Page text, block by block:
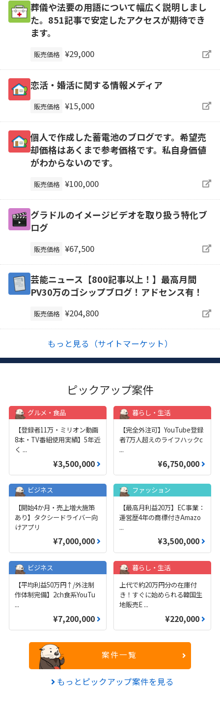
葬儀や法要の用語について幅広く説明しまし
た。851記事で安定したアクセスが期待でき
ます。
販売価格 ¥29,000
恋活・婚活に関する情報メディア
販売価格 ¥15,000
個人で作成した蓄電池のブログです。希望売
却価格はあくまで参考価格です。私自身価値
がわからないのです。
販売価格 ¥100,000
グラドルのイメージビデオを取り扱う特化ブ
ログ
販売価格 ¥67,500
芸能ニュース【800記事以上！】最高月間
PV30万のゴシップブログ！アドセンス有！
販売価格 ¥204,800
もっと見る（サイトマーケット）
ピックアップ案件
グルメ・食品
【登録者11万・ミリオン動画
8本・TV番組使用実績】5年近
く ...
¥3,500,000
暮らし・生活
【完全外注可】YouTube登録
者7万人超えのライフハックc
...
¥6,750,000
ビジネス
【開始4か月・売上増大施策
あり】タクシードライバー向
けアプリ
¥7,000,000
ファッション
【最高月利益20万】EC事業：
運営歴4年の商標付きAmazo
...
¥3,500,000
ビジネス
【平均利益50万円↑/外注制
作体制完備】2ch食系YouTu
...
¥7,200,000
暮らし・生活
上代で約20万円分の在庫付
き！すぐに始められる韓国生
地販売E ...
¥220,000
案件一覧
もっとピックアップ案件を見る